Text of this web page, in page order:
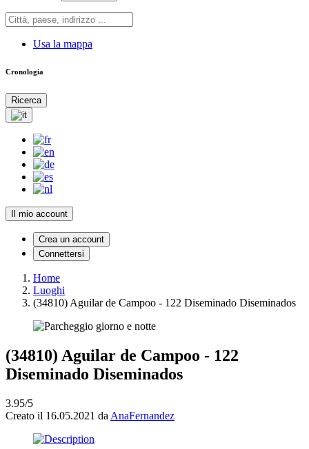
Usa la mappa
Cronologia
Ricerca
Il mio account
Crea un account
Connettersi
Home
Luoghi
(34810) Aguilar de Campoo - 122 Diseminado Diseminados
(34810) Aguilar de Campoo - 122
Diseminado Diseminados
3.95/5
Creato il 16.05.2021 da AnaFernandez